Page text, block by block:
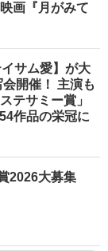
画『月がみて
サム愛】が大
開催！ 主演も
テサミー賞」
作品の栄冠に
2026大募集